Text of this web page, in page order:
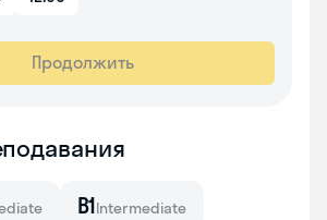
Продолжить
B1Intermediate